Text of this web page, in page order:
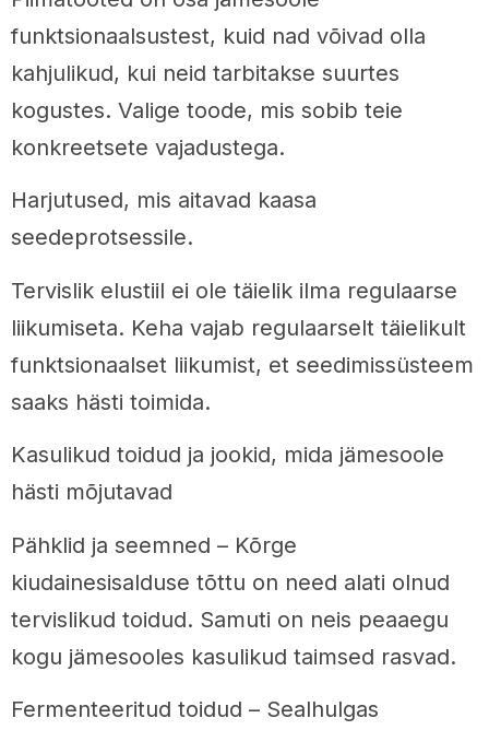
funktsionaalsustest, kuid nad võivad olla
kahjulikud, kui neid tarbitakse suurtes
kogustes. Valige toode, mis sobib teie
konkreetsete vajadustega.
Harjutused, mis aitavad kaasa
seedeprotsessile.
Tervislik elustiil ei ole täielik ilma regulaarse
liikumiseta. Keha vajab regulaarselt täielikult
funktsionaalset liikumist, et seedimissüsteem
saaks hästi toimida.
Kasulikud toidud ja jookid, mida jämesoole
hästi mõjutavad
Pähklid ja seemned – Kõrge
kiudainesisalduse tõttu on need alati olnud
tervislikud toidud. Samuti on neis peaaegu
kogu jämesooles kasulikud taimsed rasvad.
Fermenteeritud toidud – Sealhulgas